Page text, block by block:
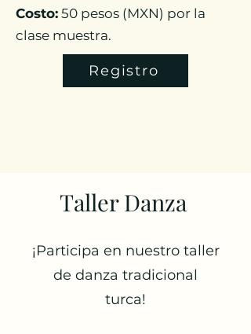
Costo: 50 pesos (MXN) por la
clase muestra.
Registro
Taller Danza
¡Participa en nuestro taller
de danza tradicional
turca!